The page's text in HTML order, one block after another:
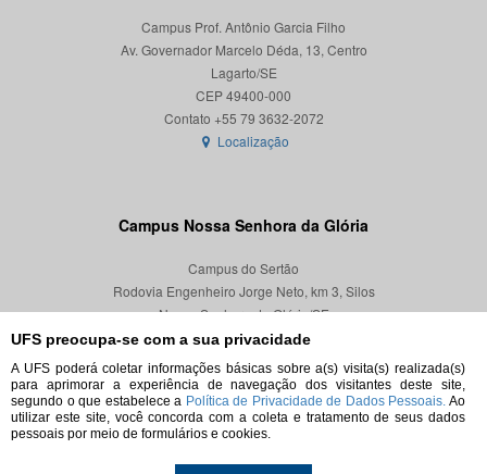
UFS preocupa-se com a sua privacidade
A UFS poderá coletar informações básicas sobre a(s) visita(s) realizada(s)
para aprimorar a experiência de navegação dos visitantes deste site,
segundo o que estabelece a Política de Privacidade de Dados Pessoais. Ao
utilizar este site, você concorda com a coleta e tratamento de seus dados
pessoais por meio de formulários e cookies.
Campus Prof. Antônio Garcia Filho
Av. Governador Marcelo Déda, 13, Centro
Lagarto/SE
CEP 49400-000
Localização
Campus Nossa Senhora da Glória
Campus do Sertão
Rodovia Engenheiro Jorge Neto, km 3, Silos
Nossa Senhora da Glória/SE
CEP 49680-000
Localização